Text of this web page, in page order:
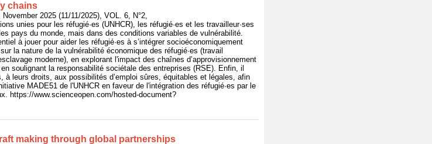
chains
2025 (11/11/2025), VOL. 6, N°2,
unies pour les réfugié·es (UNHCR), les réfugié·es et les travailleur·ses
pays du monde, mais dans des conditions variables de vulnérabilité.
à jouer pour aider les réfugié·es à s’intégrer socioéconomiquement
la nature de la vulnérabilité économique des réfugié·es (travail
moderne), en explorant l'impact des chaînes d’approvisionnement
soulignant la responsabilité sociétale des entreprises (RSE). Enfin, il
à leurs droits, aux possibilités d’emploi sûres, équitables et légales, afin
MADE51 de l'UNHCR en faveur de l'intégration des réfugié·es par le
https://www.scienceopen.com/hosted-document?
making through global partnerships